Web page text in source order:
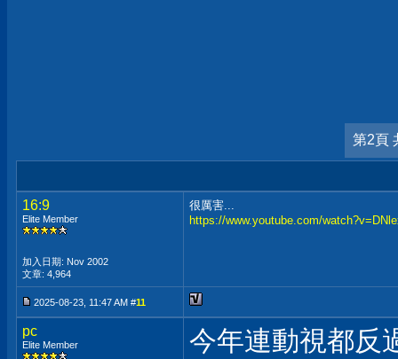
第2頁
16:9
Elite Member
加入日期: Nov 2002
文章: 4,964
很厲害...
https://www.youtube.com/
2025-08-23, 11:47 AM #11
pc
Elite Member
今年連動視都反